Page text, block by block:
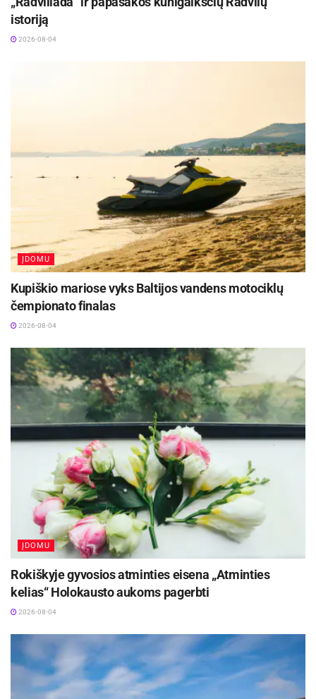
istoriją
2026-08-04
ĮDOMU
Kupiškio mariose vyks Baltijos vandens motociklų
čempionato finalas
2026-08-04
ĮDOMU
Rokiškyje gyvosios atminties eisena „Atminties
kelias“ Holokausto aukoms pagerbti
2026-08-04